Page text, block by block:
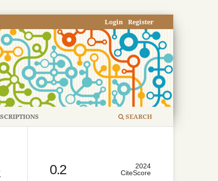
SEARCH
Register
Login
0.2
2024
CiteScore